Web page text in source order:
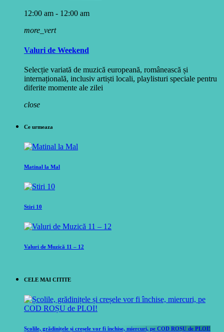
12:00 am - 12:00 am
more_vert
Valuri de Weekend
Selecție variată de muzică europeană, românească și
internațională, inclusiv artiști locali, playlisturi speciale pentru
diferite momente ale zilei
close
Ce urmeaza
Matinal la Mal
Stiri 10
Valuri de Muzică 11 – 12
CELE MAI CITITE
Școlile, grădinițele și creșele vor fi închise, miercuri, pe COD ROȘU de PLOI!